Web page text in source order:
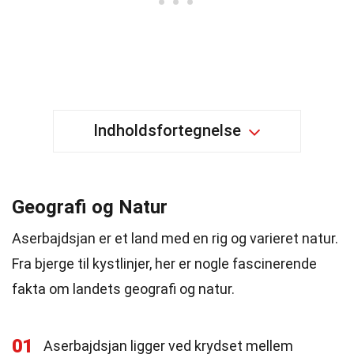
Indholdsfortegnelse
Geografi og Natur
Aserbajdsjan er et land med en rig og varieret natur.
Fra bjerge til kystlinjer, her er nogle fascinerende
fakta om landets geografi og natur.
01
Aserbajdsjan ligger ved krydset mellem